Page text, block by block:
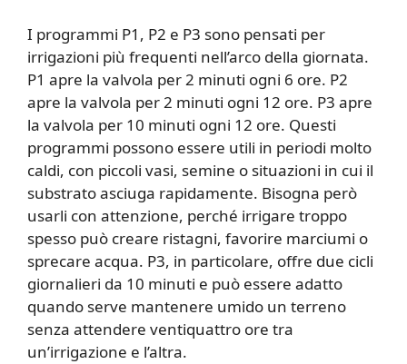
I programmi P1, P2 e P3 sono pensati per
irrigazioni più frequenti nell’arco della giornata.
P1 apre la valvola per 2 minuti ogni 6 ore. P2
apre la valvola per 2 minuti ogni 12 ore. P3 apre
la valvola per 10 minuti ogni 12 ore. Questi
programmi possono essere utili in periodi molto
caldi, con piccoli vasi, semine o situazioni in cui il
substrato asciuga rapidamente. Bisogna però
usarli con attenzione, perché irrigare troppo
spesso può creare ristagni, favorire marciumi o
sprecare acqua. P3, in particolare, offre due cicli
giornalieri da 10 minuti e può essere adatto
quando serve mantenere umido un terreno
senza attendere ventiquattro ore tra
un’irrigazione e l’altra.